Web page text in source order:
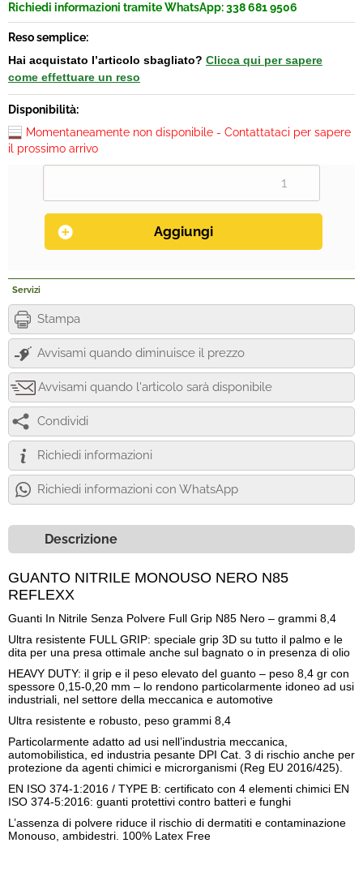
Richiedi informazioni tramite WhatsApp: 338 681 9506
Reso semplice:
Hai acquistato l’articolo sbagliato? Clicca qui per sapere
come effettuare un reso
Disponibilità:
Momentaneamente non disponibile - Contattataci per sapere
il prossimo arrivo
Servizi
Stampa
Avvisami quando diminuisce il prezzo
Avvisami quando l'articolo sarà disponibile
Condividi
Richiedi informazioni
Richiedi informazioni con WhatsApp
Descrizione
GUANTO NITRILE MONOUSO NERO N85
REFLEXX
Guanti In Nitrile Senza Polvere Full Grip N85 Nero – grammi 8,4
Ultra resistente FULL GRIP: speciale grip 3D su tutto il palmo e le
dita per una presa ottimale anche sul bagnato o in presenza di olio
HEAVY DUTY: il grip e il peso elevato del guanto – peso 8,4 gr con
spessore 0,15-0,20 mm – lo rendono particolarmente idoneo ad usi
industriali, nel settore della meccanica e automotive
Ultra resistente e robusto, peso grammi 8,4
Particolarmente adatto ad usi nell’industria meccanica,
automobilistica, ed industria pesante DPI Cat. 3 di rischio anche per
protezione da agenti chimici e microrganismi (Reg EU 2016/425).
EN ISO 374-1:2016 / TYPE B: certificato con 4 elementi chimici EN
ISO 374-5:2016: guanti protettivi contro batteri e funghi
L’assenza di polvere riduce il rischio di dermatiti e contaminazione
Monouso, ambidestri. 100% Latex Free